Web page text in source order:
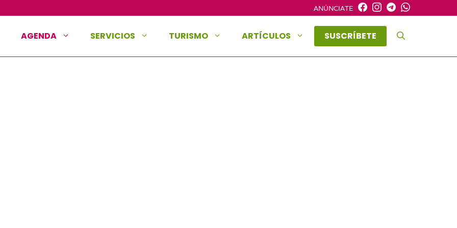
ANÚNCIATE
AGENDA SERVICIOS TURISMO ARTÍCULOS SUSCRÍBETE